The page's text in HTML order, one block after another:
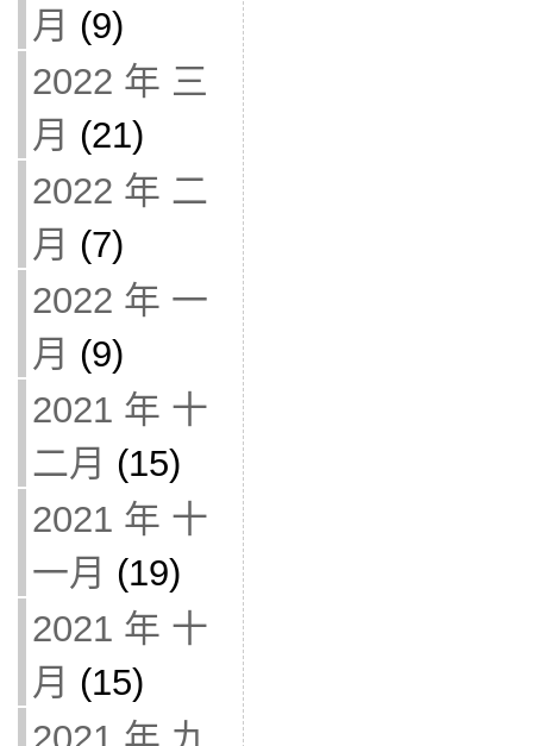
月 (9)
2022 年 三
月 (21)
2022 年 二
月 (7)
2022 年 一
月 (9)
2021 年 十
二月 (15)
2021 年 十
一月 (19)
2021 年 十
月 (15)